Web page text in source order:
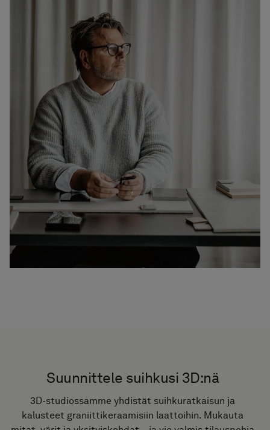
Suunnittele suihkusi 3D:nä
3D-studiossamme yhdistät suihkuratkaisun ja
kalusteet graniittikeraamisiin laattoihin. Mukauta